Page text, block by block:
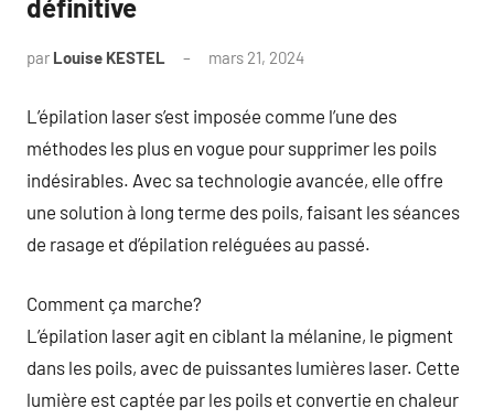
définitive
par Louise KESTEL mars 21, 2024
L’épilation laser s’est imposée comme l’une des
méthodes les plus en vogue pour supprimer les poils
indésirables. Avec sa technologie avancée, elle offre
une solution à long terme des poils, faisant les séances
de rasage et d’épilation reléguées au passé.
Comment ça marche?
L’épilation laser agit en ciblant la mélanine, le pigment
dans les poils, avec de puissantes lumières laser. Cette
lumière est captée par les poils et convertie en chaleur